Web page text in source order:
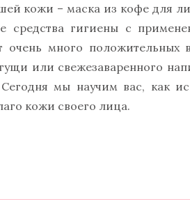
кожи – маска из кофе для
средства гигиены с
много положительных
или свежезаваренного
мы научим вас, как
кожи своего лица.